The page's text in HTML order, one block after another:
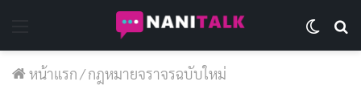
หน้าแรก/กฎหมายจราจรฉบับใหม่